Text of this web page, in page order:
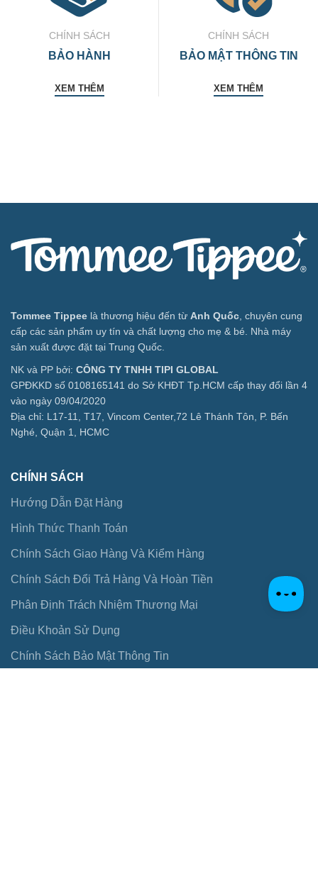
CHÍNH SÁCH
BẢO HÀNH
XEM THÊM
CHÍNH SÁCH
BẢO MẬT THÔNG TIN
XEM THÊM
Tommee Tippee là thương hiệu đến từ Anh Quốc , chuyên cung
cấp các sản phẩm uy tín và chất lượng cho mẹ & bé. Nhà máy
sản xuất được đặt tại Trung Quốc.
NK và PP bởi: CÔNG TY TNHH TIPI GLOBAL
GPĐKKD số 0108165141 do Sở KHĐT Tp.HCM cấp thay đổi lần 4
vào ngày 09/04/2020
Địa chỉ: L17-11, T17, Vincom Center,72 Lê Thánh Tôn, P. Bến
Nghé, Quận 1, HCMC
CHÍNH SÁCH
Hướng Dẫn Đặt Hàng
Hình Thức Thanh Toán
Chính Sách Giao Hàng Và Kiểm Hàng
Chính Sách Đổi Trả Hàng Và Hoàn Tiền
Phân Định Trách Nhiệm Thương Mại
Điều Khoản Sử Dụng
Chính Sách Bảo Mật Thông Tin